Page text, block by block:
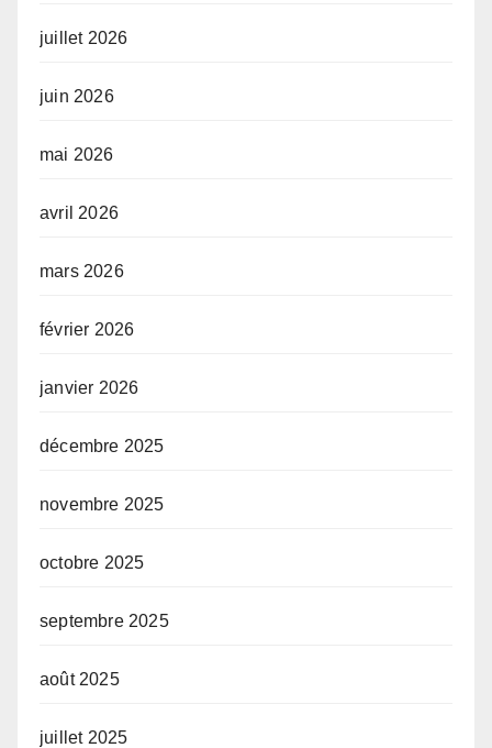
juillet 2026
juin 2026
mai 2026
avril 2026
mars 2026
février 2026
janvier 2026
décembre 2025
novembre 2025
octobre 2025
septembre 2025
août 2025
juillet 2025